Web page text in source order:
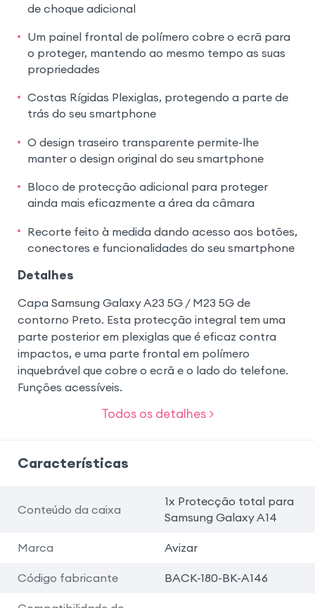
de choque adicional
Um painel frontal de polímero cobre o ecrã para
o proteger, mantendo ao mesmo tempo as suas
propriedades
Costas Rígidas Plexiglas, protegendo a parte de
trás do seu smartphone
O design traseiro transparente permite-lhe
manter o design original do seu smartphone
Bloco de protecção adicional para proteger
ainda mais eficazmente a área da câmara
Recorte feito à medida dando acesso aos botões,
conectores e funcionalidades do seu smartphone
Detalhes
Capa Samsung Galaxy A23 5G / M23 5G de
contorno Preto. Esta protecção integral tem uma
parte posterior em plexiglas que é eficaz contra
impactos, e uma parte frontal em polímero
inquebrável que cobre o ecrã e o lado do telefone.
Funções acessíveis.
Todos os detalhes >
Características
Conteúdo da caixa
1x Protecção total para
Samsung Galaxy A14
Marca Avizar
Código fabricante BACK-180-BK-A146